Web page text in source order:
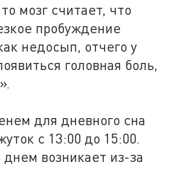
мозг считает, что
пробуждение
недосып, отчего у
головная боль,
».
для дневного сна
с 13:00 до 15:00.
возникает из-за